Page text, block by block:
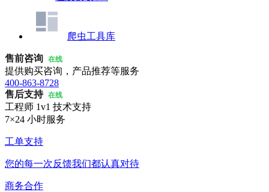
爬虫工具库
售前咨询 在线
提供购买咨询，产品推荐等服务
400-863-8728
售后支持 在线
工程师 1v1 技术支持
7×24 小时服务
工单支持
您的每一次反馈我们都认真对待
商务合作